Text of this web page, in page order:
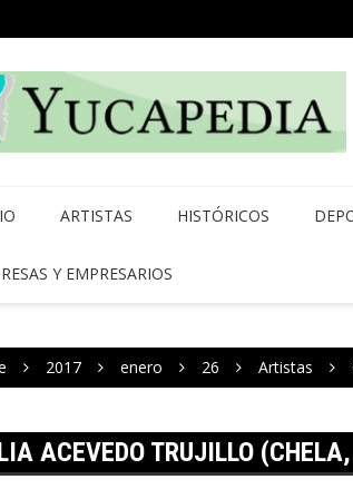
ARTISTAS HISTÓRICOS
Y EMPRESARIOS
2017 enero 26 Artistas
ACEVEDO TRUJILLO